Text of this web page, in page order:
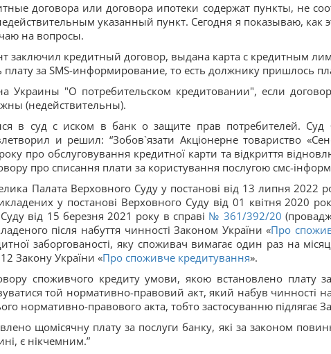
договора или договора ипотеки содержат пункты, не
указанный пункт. Сегодня я показываю, как
на вопросы.
заключил кредитный договор, выдана карта с кредитным
плату за SMS-информирование, то есть должнику пришлось
Украины "О потребительском кредитовании", если
(недействительны).
в суд с иском в банк о защите прав потребителей. Суд
и решил: “Зобов`язати Акціонерне товариство
про обслуговування кредитної карти та відкриття
про списання плати за користування послугою смс-
Палата Верховного Суду у постанові від 13 липня 2022
у постанові Верховного Суду від 01 квітня 2020
від 15 березня 2021 року в справі № 361/392/20
після набуття чинності Законом України «Про
заборгованості, яку споживач вимагає один раз на
12 Закону України «Про споживче кредитування».
споживчого кредиту умови, якою встановлено плату
той нормативно-правовий акт, який набув чинності
нормативно-правового акта, тобто застосуванню підлягає
щомісячну плату за послуги банку, які за законом
є нікчемним.”